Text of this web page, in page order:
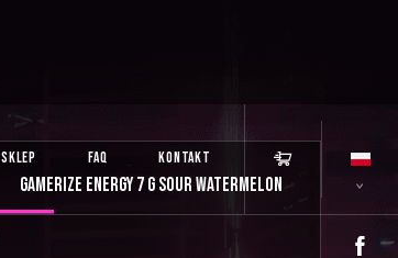
SKLEP FAQ KONTAKT
GAMERIZE ENERGY 7 G SOUR WATERMELON